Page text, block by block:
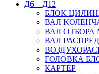
Д6 – Д12
БЛОК
ВАЛ
ВАЛ
ВАЛ
ГОЛОВКА
КАРТЕР